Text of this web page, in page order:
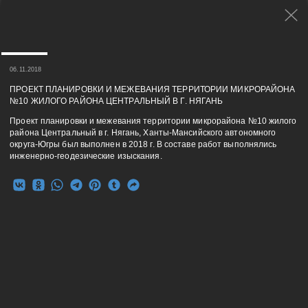
06.11.2018
ПРОЕКТ ПЛАНИРОВКИ И МЕЖЕВАНИЯ ТЕРРИТОРИИ МИКРОРАЙОНА
№10 ЖИЛОГО РАЙОНА ЦЕНТРАЛЬНЫЙ В Г. НЯГАНЬ
Проект планировки и межевания территории микрорайона №10 жилого
района Центральный в г. Нягань, Ханты-Мансийского автономного
округа-Югры был выполнен в 2018 г. В составе работ выполнялись
инженерно-геодезические изыскания.